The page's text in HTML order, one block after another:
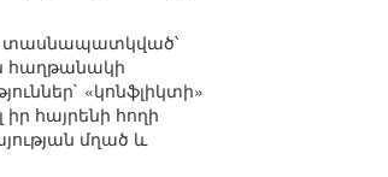
տասնապատկված՝
հաղթանակի
«կոնֆլիկտի»
հայրենի հողի
մղած և